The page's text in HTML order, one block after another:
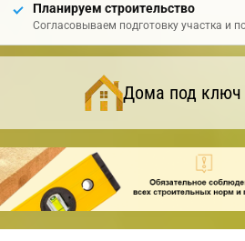
Планируем строительство
Согласовываем подготовку участка и
Дома под ключ